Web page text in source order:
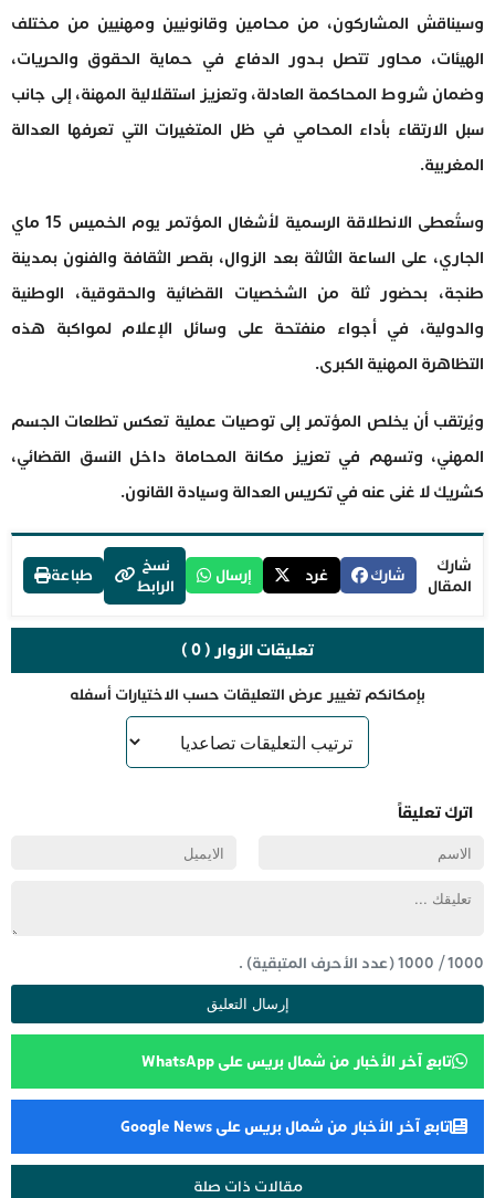
وسيناقش المشاركون، من محامين وقانونيين ومهنيين من مختلف
الهيئات، محاور تتصل بـدور الدفاع في حماية الحقوق والحريات،
وضمان شروط المحاكمة العادلة، وتعزيز استقلالية المهنة، إلى جانب
سبل الارتقاء بأداء المحامي في ظل المتغيرات التي تعرفها العدالة
المغربية.
وستُعطى الانطلاقة الرسمية لأشغال المؤتمر يوم الخميس 15 ماي
الجاري، على الساعة الثالثة بعد الزوال، بقصر الثقافة والفنون بمدينة
طنجة، بحضور ثلة من الشخصيات القضائية والحقوقية، الوطنية
والدولية، في أجواء منفتحة على وسائل الإعلام لمواكبة هذه
التظاهرة المهنية الكبرى.
ويُرتقب أن يخلص المؤتمر إلى توصيات عملية تعكس تطلعات الجسم
المهني، وتسهم في تعزيز مكانة المحاماة داخل النسق القضائي،
كشريك لا غنى عنه في تكريس العدالة وسيادة القانون.
شارك
المقال
شارك غرد إرسال
نسخ
الرابط
طباعة
تعليقات الزوار ( 0 )
بإمكانكم تغيير عرض التعليقات حسب الاختيارات أسفله
اترك تعليقاً
1000
/
1000(عدد الأحرف المتبقية) .
تابع آخر الأخبار من شمال بريس على WhatsApp
تابع آخر الأخبار من شمال بريس على Google News
مقالات ذات صلة